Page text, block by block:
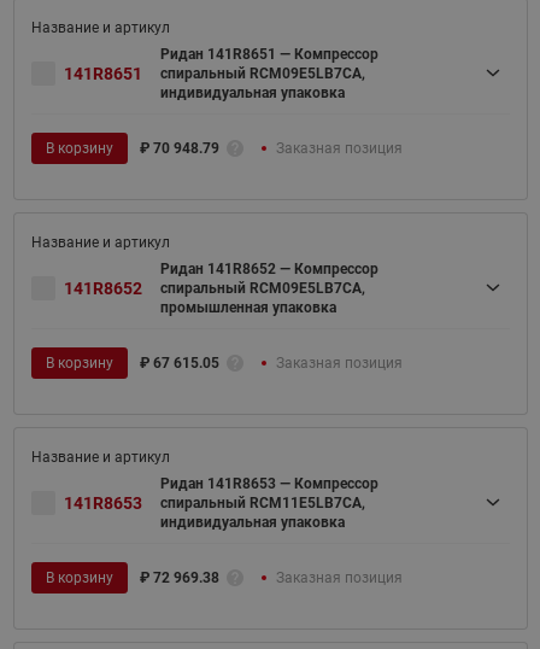
141R8651
Ридан 141R8651 — Компрессор
спиральный RCM09E5LB7CA,
индивидуальная упаковка
В корзину ₽ 70 948.79 Заказная позиция
141R8652
Ридан 141R8652 — Компрессор
спиральный RCM09E5LB7CA,
промышленная упаковка
В корзину ₽ 67 615.05 Заказная позиция
141R8653
Ридан 141R8653 — Компрессор
спиральный RCM11E5LB7CA,
индивидуальная упаковка
В корзину ₽ 72 969.38 Заказная позиция